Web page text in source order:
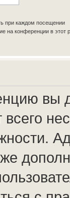
при каждом посещении
на конференции в этот
вы